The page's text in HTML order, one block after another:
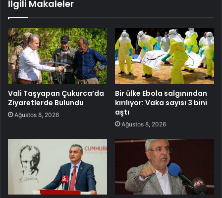
İlgili Makaleler
Vali Taşyapan Çukurca’da
Ziyaretlerde Bulundu
Ağustos 8, 2026
Bir ülke Ebola salgınından
kırılıyor: Vaka sayısı 3 bini
aştı
Ağustos 8, 2026